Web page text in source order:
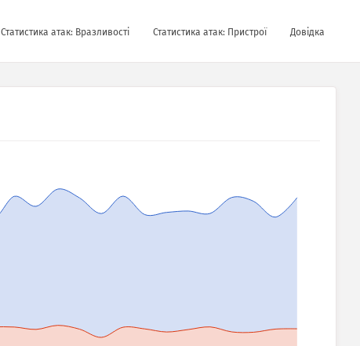
Статистика атак: Вразливості Статистика атак: Пристрої Довідка